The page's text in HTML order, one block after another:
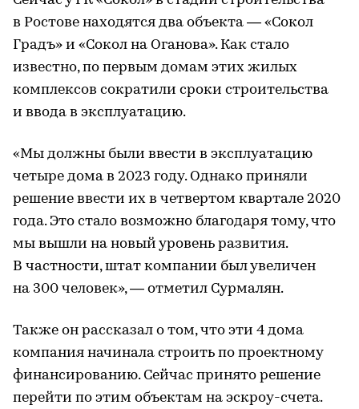
в Ростове находятся два объекта — «Сокол
Градъ» и «Сокол на Оганова». Как стало
известно, по первым домам этих жилых
комплексов сократили сроки строительства
и ввода в эксплуатацию.
«Мы должны были ввести в эксплуатацию
четыре дома в 2023 году. Однако приняли
решение ввести их в четвертом квартале 2020
года. Это стало возможно благодаря тому, что
мы вышли на новый уровень развития.
В частности, штат компании был увеличен
на 300 человек», — отметил Сурмалян.
Также он рассказал о том, что эти 4 дома
компания начинала строить по проектному
финансированию. Сейчас принято решение
перейти по этим объектам на эскроу-счета.